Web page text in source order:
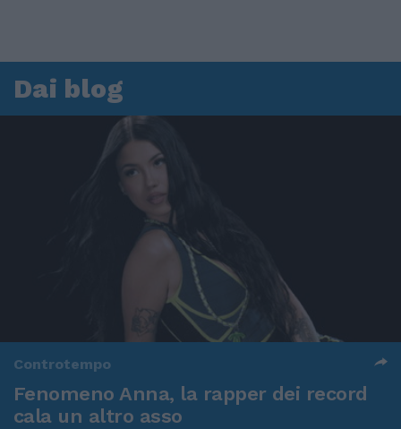
Dai blog
Controtempo
Fenomeno Anna, la rapper dei record
cala un altro asso